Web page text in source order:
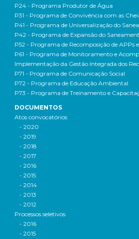
P24 - Programa Produtor de Água
P31 - Programa de Convivência com as
P41 - Programa de Universalização do
P42 - Programa de Expansão do
P52 - Programa de Recomposição de APPs
P61 - Programa de Monitoramento e
Implementação da Gestão Integrada dos
P71 - Programa de Comunicação Social
P72 - Programa de Educação Ambiental
P73 - Programa de Treinamento e
DOCUMENTOS
Atos convocatórios
- 2020
- 2019
- 2018
- 2017
- 2016
- 2015
- 2014
- 2013
- 2012
Processos seletivos
- 2016
- 2015